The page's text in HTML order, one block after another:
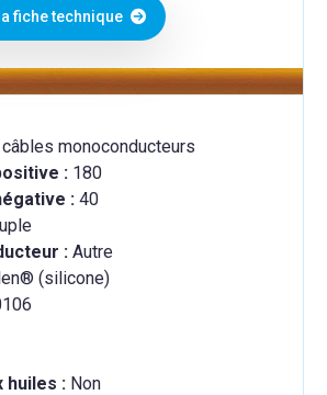
fiche technique
monoconducteurs
: 180
: 40
: Autre
(silicone)
huiles : Non